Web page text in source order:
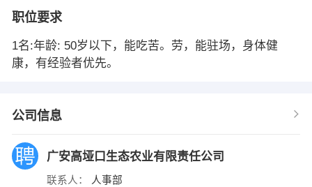
职位要求
1名:年龄: 50岁以下，能吃苦。劳，能驻场，身体健
康，有经验者优先。
公司信息
广安高垭口生态农业有限责任公司
联系人： 人事部